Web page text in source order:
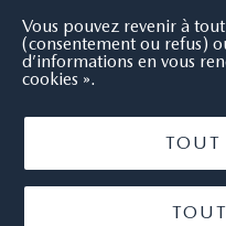
Vous pouvez revenir à
(consentement ou refus)
d’informations en vous
cookies ».
TOUT